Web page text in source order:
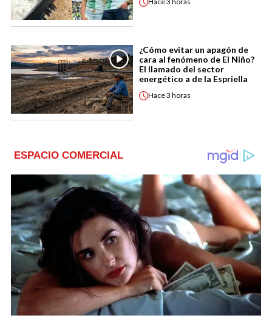
¿Cómo evitar un apagón de
cara al fenómeno de El Niño?
El llamado del sector
energético a de la Espriella
Hace3 horas